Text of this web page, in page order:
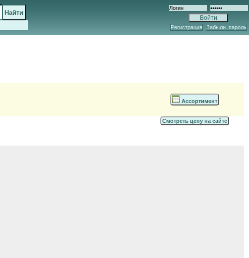
Регистрация Забыли_пароль
Ассортимент
Смотреть цену на сайте